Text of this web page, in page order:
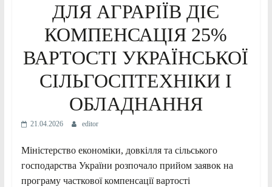
ДЛЯ АГРАРІЇВ ДІЄ
КОМПЕНСАЦІЯ 25%
ВАРТОСТІ УКРАЇНСЬКОЇ
СІЛЬГОСПТЕХНІКИ І
ОБЛАДНАННЯ
21.04.2026 editor
Міністерство економіки, довкілля та сільського
господарства України розпочало прийом заявок на
програму часткової компенсації вартості